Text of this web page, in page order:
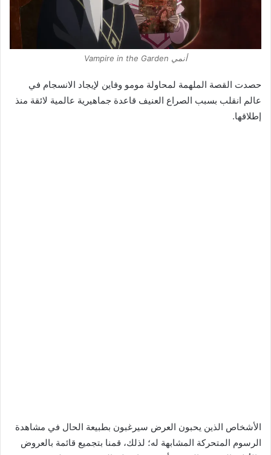
أنمي Vampire in the Garden
حصدت القصة الملهمة لمحاولة مومو وفاين لإيجاد الانسجام في
عالم انقلب بسبب الصراع العنيف قاعدة جماهيرية عالمية لائقة منذ
إطلاقها.
الأشخاص الذين يحبون العرض سيرغبون بطبيعة الحال في مشاهدة
الرسوم المتحركة المشابهة له؛ لذلك، قمنا بتجميع قائمة بالعروض